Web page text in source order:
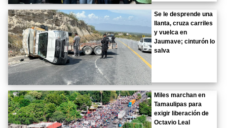
Se le desprende una
llanta, cruza carriles
y vuelca en
Jaumave; cinturón lo
salva
Miles marchan en
Tamaulipas para
exigir liberación de
Octavio Leal